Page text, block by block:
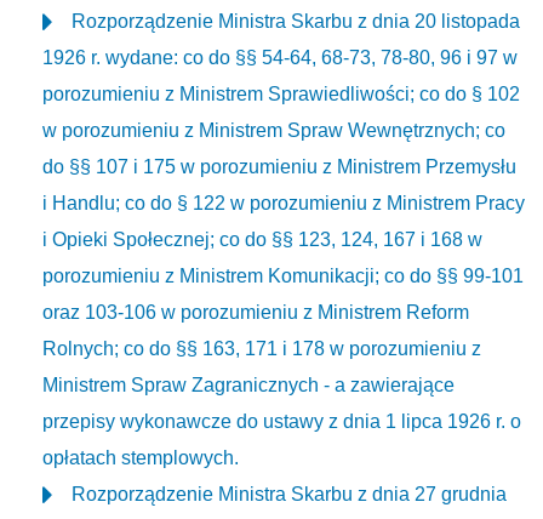
Rozporządzenie Ministra Skarbu z dnia 20 listopada
1926 r. wydane: co do §§ 54-64, 68-73, 78-80, 96 i 97 w
porozumieniu z Ministrem Sprawiedliwości; co do § 102
w porozumieniu z Ministrem Spraw Wewnętrznych; co
do §§ 107 i 175 w porozumieniu z Ministrem Przemysłu
i Handlu; co do § 122 w porozumieniu z Ministrem Pracy
i Opieki Społecznej; co do §§ 123, 124, 167 i 168 w
porozumieniu z Ministrem Komunikacji; co do §§ 99-101
oraz 103-106 w porozumieniu z Ministrem Reform
Rolnych; co do §§ 163, 171 i 178 w porozumieniu z
Ministrem Spraw Zagranicznych - a zawierające
przepisy wykonawcze do ustawy z dnia 1 lipca 1926 r. o
opłatach stemplowych.
Rozporządzenie Ministra Skarbu z dnia 27 grudnia